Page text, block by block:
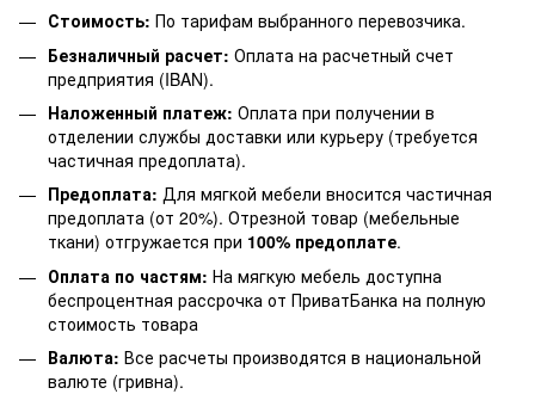
Стоимость: По тарифам выбранного перевозчика.
Безналичный расчет: Оплата на расчетный счет
предприятия (IBAN).
Наложенный платеж: Оплата при получении в
отделении службы доставки или курьеру (требуется
частичная предоплата).
Предоплата: Для мягкой мебели вносится частичная
предоплата (от 20%). Отрезной товар (мебельные
ткани) отгружается при 100% предоплате.
Оплата по частям: На мягкую мебель доступна
беспроцентная рассрочка от ПриватБанка на полную
стоимость товара
Валюта: Все расчеты производятся в национальной
валюте (гривна).